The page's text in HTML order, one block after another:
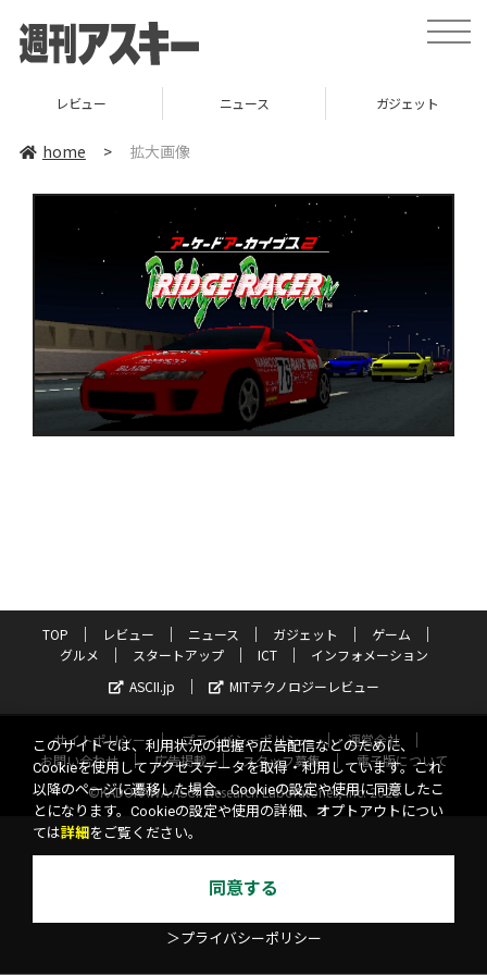
toggle
レビュー ニュース ガジェット
home > 拡大画像
TOP レビュー ニュース ガジェット
ゲーム
グルメ
スタートアップ ICT
インフォメーション
ASCII.jp
MITテクノロジーレビュー
サイトポリシー プライバシーポリシー
運営会社
お問い合わせ
広告掲載 スタッフ募集
電子版について
©KADOKAWA ASCII Research Laboratories, Inc. 2026
このサイトでは、利用状況の把握や広告配信などのために、
Cookieを使用してアクセスデータを取得・利用しています。これ
以降のページに遷移した場合、Cookieの設定や使用に同意したこ
とになります。Cookieの設定や使用の詳細、オプトアウトについ
ては詳細 をご覧ください。
同意する
＞プライバシーポリシー